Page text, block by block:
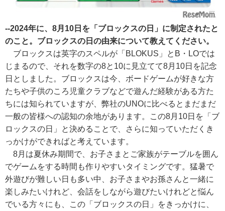
--2024年に、8月10日を「ブロックスの日」に制定されたと
のこと。ブロックスの日の由来について教えてください。
ブロックスは英字のスペルが「BLOKUS」とB・LOでは
じまるので、それを数字の8と10に見立てて8月10日を記念
日としました。ブロックスは今、ボードゲームが好きな方
たちや子供のころ児童クラブなどで遊んだ経験がある方た
ちには知られていますが、弊社のUNOに比べるとまだまだ
一般の皆様への認知の余地があります。この8月10日を「ブ
ロックスの日」と決めることで、さらに知っていただくき
っかけができればと考えています。
8月は夏休み期間で、お子さまとご家族がテーブルを囲ん
でゲームをする時間も作りやすいタイミングです。猛暑で
外遊びが難しい日も多い中、お子さまやお孫さんと一緒に
楽しみたいけれど、会話をしながら遊びたいけれどと悩ん
でいる方々にも、この「ブロックスの日」をきっかけに、